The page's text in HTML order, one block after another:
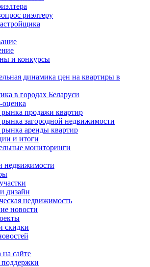
риэлтеру
и конкурсы
динамика цен на квартиры в
в городах Беларуси
продажи квартир
загородной недвижимости
аренды квартир
и итоги
мониторинги
недвижимости
дизайн
недвижимость
новости
скидки
на сайте